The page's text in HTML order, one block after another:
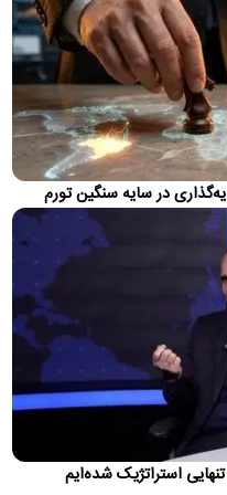
خانوار با رقم آخر کدملی
اولین واکنش رسمی به ماجرای اعمال ضریب ۲.۷
با رد ادعای اعمال ضریب
ایران و عمان بر سر عوارض
و عمان در مذاکرات برای
هرمز، بر سر میزان عوارض عبور…
پیش‌بینی جدید از قیمت طلا؛ هر اونس به ۴۷۰۰ دلار
بازار جهانی طلا هنوز به پایان
می‌تواند تا پایان…
۸۸ اثر فاخر از عهد تیموریان تا دوره
در سایه سنگین تورم
استراتژیک شده‌ایم